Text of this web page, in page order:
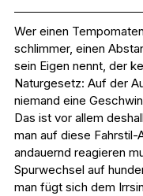
Wer einen
schlimmer, einen
sein Eigen nennt, der
Naturgesetz: Auf der
niemand eine
Das ist vor allem
man auf diese Fahrstil-
andauernd reagieren
Spurwechsel auf
man fügt sich dem